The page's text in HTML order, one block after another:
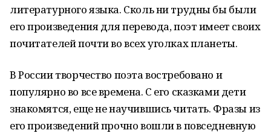
литературного языка. Сколь ни трудны бы были
его произведения для перевода, поэт имеет своих
почитателей почти во всех уголках планеты.
В России творчество поэта востребовано и
популярно во все времена. С его сказками дети
знакомятся, еще не научившись читать. Фразы из
его произведений прочно вошли в повседневную